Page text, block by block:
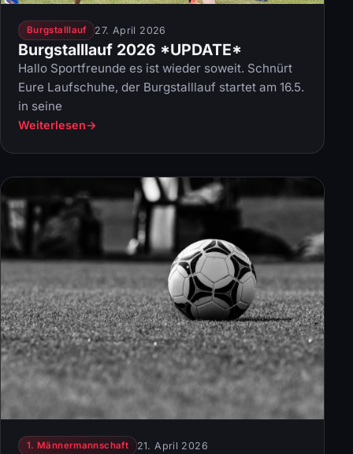
Burgstalllauf 27. April 2026
Burgstalllauf 2026 *UPDATE*
Hallo Sportfreunde es ist wieder soweit. Schnürt
Eure Laufschuhe, der Burgstalllauf startet am 16.5.
in seine
Weiterlesen
1. Männermannschaft 21. April 2026